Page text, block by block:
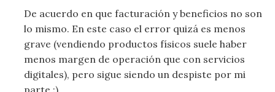
De acuerdo en que facturación y beneficios no son
lo mismo. En este caso el error quizá es menos
grave (vendiendo productos físicos suele haber
menos margen de operación que con servicios
digitales), pero sigue siendo un despiste por mi
parte :)